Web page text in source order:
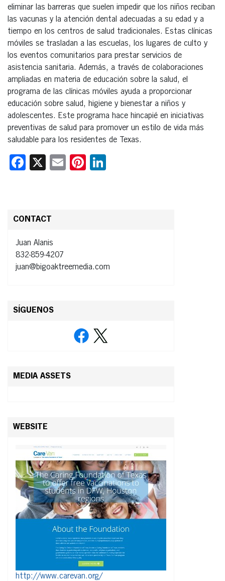
eliminar las barreras que suelen impedir que los niños reciban
las vacunas y la atención dental adecuadas a su edad y a
tiempo en los centros de salud tradicionales. Estas clínicas
móviles se trasladan a las escuelas, los lugares de culto y
los eventos comunitarios para prestar servicios de
asistencia sanitaria. Además, a través de colaboraciones
ampliadas en materia de educación sobre la salud, el
programa de las clínicas móviles ayuda a proporcionar
educación sobre salud, higiene y bienestar a niños y
adolescentes. Este programa hace hincapié en iniciativas
preventivas de salud para promover un estilo de vida más
saludable para los residentes de Texas.
Facebook
X EmailPinterest
CONTACT
Juan Alanis
832-859-4207
juan@bigoaktreemedia.com
SÍGUENOS
MEDIA ASSETS
WEBSITE
http://www.carevan.org/